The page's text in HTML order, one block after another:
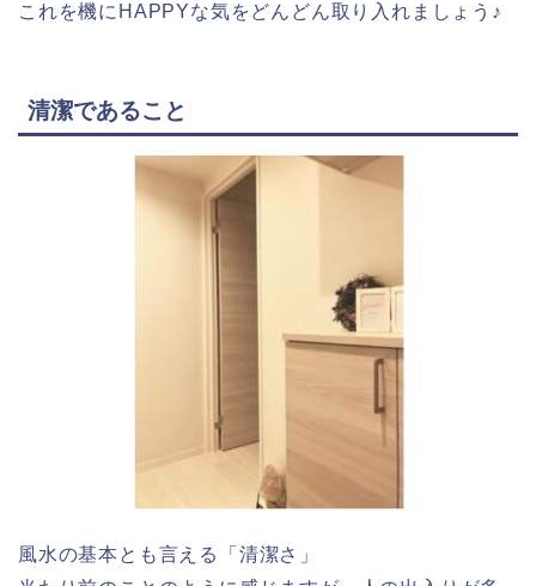
これを機にHAPPYな気をどんどん取り入れましょう♪
清潔であること
風水の基本とも言える「清潔さ」